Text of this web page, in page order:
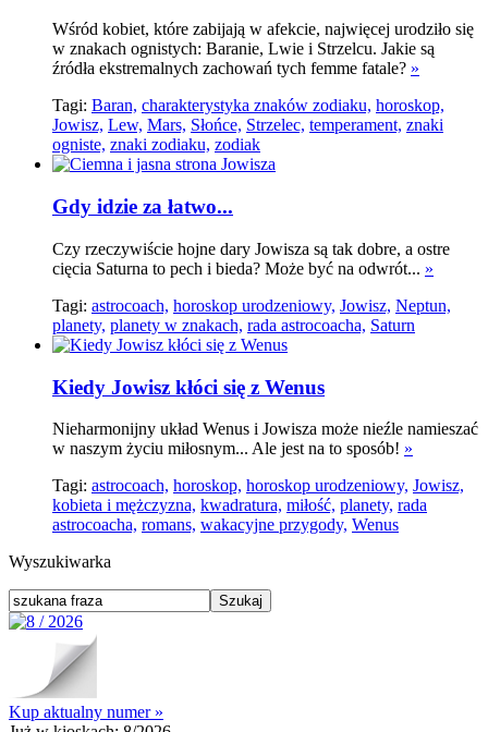
Wśród kobiet, które zabijają w afekcie, najwięcej urodziło się
w znakach ognistych: Baranie, Lwie i Strzelcu. Jakie są
źródła ekstremalnych zachowań tych femme fatale? »
Tagi: Baran, charakterystyka znaków zodiaku, horoskop,
Jowisz, Lew, Mars, Słońce, Strzelec, temperament, znaki
ogniste, znaki zodiaku, zodiak
Gdy idzie za łatwo...
Czy rzeczywiście hojne dary Jowisza są tak dobre, a ostre
cięcia Saturna to pech i bieda? Może być na odwrót... »
Tagi: astrocoach, horoskop urodzeniowy, Jowisz, Neptun,
planety, planety w znakach, rada astrocoacha, Saturn
Kiedy Jowisz kłóci się z Wenus
Nieharmonijny układ Wenus i Jowisza może nieźle namieszać
w naszym życiu miłosnym... Ale jest na to sposób! »
Tagi: astrocoach, horoskop, horoskop urodzeniowy, Jowisz,
kobieta i mężczyzna, kwadratura, miłość, planety, rada
astrocoacha, romans, wakacyjne przygody, Wenus
Wyszukiwarka
Kup aktualny numer »